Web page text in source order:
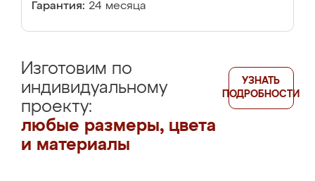
Гарантия: 24 месяца
Изготовим по
индивидуальному
проекту:
любые размеры, цвета
и материалы
УЗНАТЬ
ПОДРОБНОСТИ